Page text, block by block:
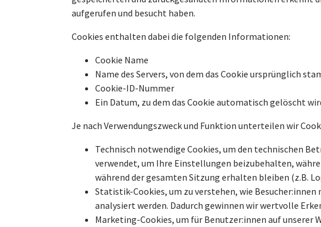
aufgerufen und besucht haben.
Cookies enthalten dabei die folgenden Informationen:
Cookie Name
Name des Servers, von dem das Cookie ursprünglich
Cookie-ID-Nummer
Ein Datum, zu dem das Cookie automatisch gelöscht
Je nach Verwendungszweck und Funktion unterteilen wir
Technisch notwendige Cookies, um den technischen
verwendet, um Ihre Einstellungen beizubehalten,
während der gesamten Sitzung erhalten bleiben (z.B.
Statistik-Cookies, um zu verstehen, wie
analysiert werden. Dadurch gewinnen wir wertvolle
Marketing-Cookies, um für Benutzer:innen auf unserer